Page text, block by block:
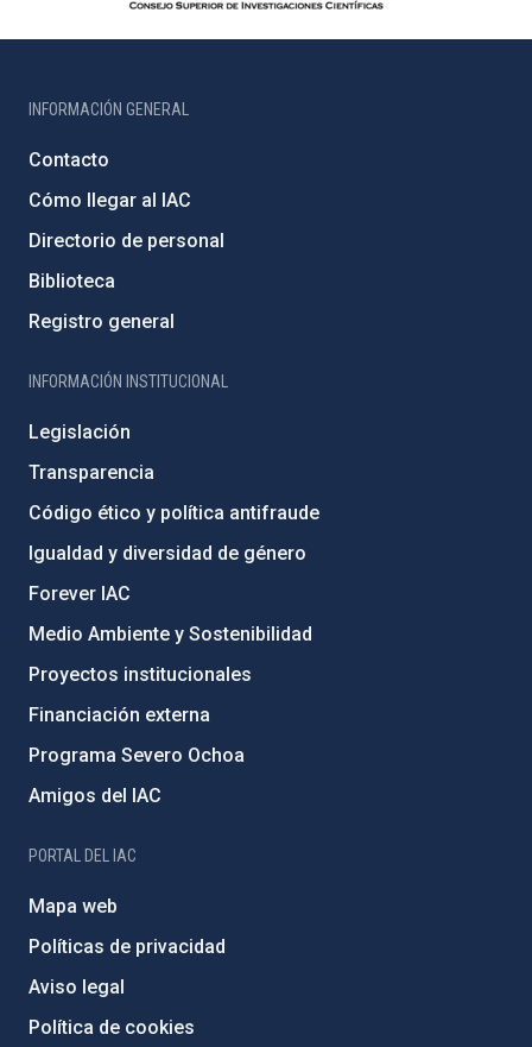
INFORMACIÓN GENERAL
Contacto
Cómo llegar al IAC
Directorio de personal
Biblioteca
Registro general
INFORMACIÓN INSTITUCIONAL
Legislación
Transparencia
Código ético y política antifraude
Igualdad y diversidad de género
Forever IAC
Medio Ambiente y Sostenibilidad
Proyectos institucionales
Financiación externa
Programa Severo Ochoa
Amigos del IAC
PORTAL DEL IAC
Mapa web
Políticas de privacidad
Aviso legal
Política de cookies